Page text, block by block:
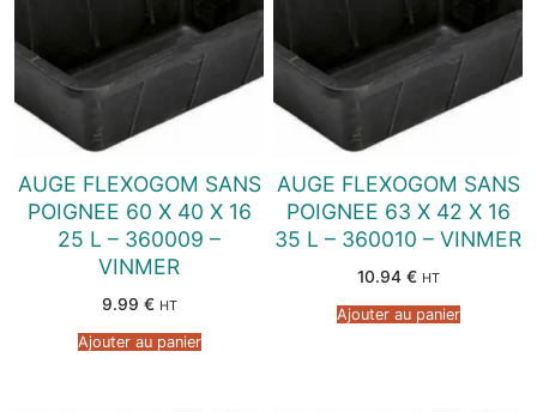
AUGE FLEXOGOM SANS
POIGNEE 60 X 40 X 16
25 L – 360009 –
VINMER
9.99 € HT
Ajouter au panier
AUGE FLEXOGOM SANS
POIGNEE 63 X 42 X 16
35 L – 360010 – VINMER
10.94 € HT
Ajouter au panier